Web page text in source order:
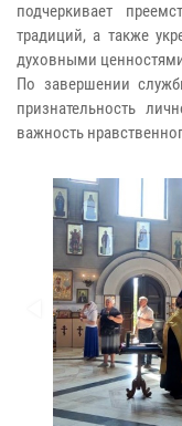
подчеркивает
традиций, а также
духовными
По завершении
признательность
важность